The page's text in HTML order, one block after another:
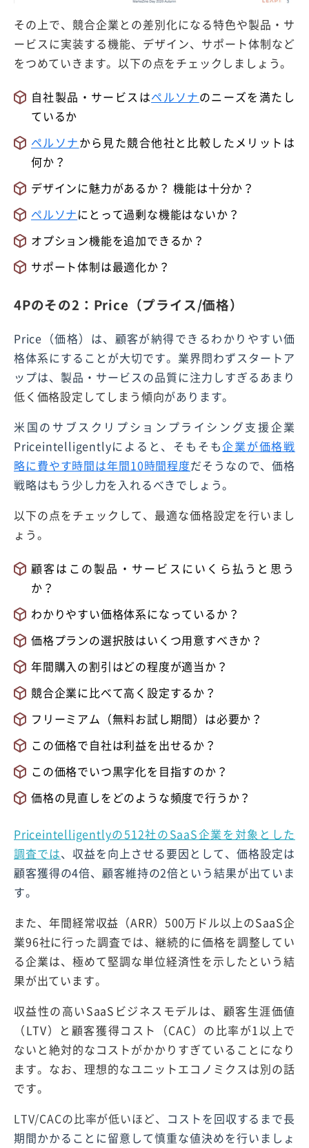
その上で、競合企業との差別化になる特色や製品・サ
ービスに実装する機能、デザイン、サポート体制など
をつめていきます。以下の点をチェックしましょう。
自社製品・サービスはペルソナのニーズを満たし
ているか
ペルソナから見た競合他社と比較したメリットは
何か？
デザインに魅力があるか？ 機能は十分か？
ペルソナにとって過剰な機能はないか？
オプション機能を追加できるか？
サポート体制は最適化か？
4Pのその2：Price（プライス/価格）
Price（価格）は、顧客が納得できるわかりやすい価
格体系にすることが大切です。業界問わずスタートア
ップは、製品・サービスの品質に注力しすぎるあまり
低く価格設定してしまう傾向があります。
米国のサブスクリプションプライシング支援企業
Priceintelligentlyによると、そもそも企業が価格戦
略に費やす時間は年間10時間程度だそうなので、価格
戦略はもう少し力を入れるべきでしょう。
以下の点をチェックして、最適な価格設定を行いまし
ょう。
顧客はこの製品・サービスにいくら払うと思う
か？
わかりやすい価格体系になっているか？
価格プランの選択肢はいくつ用意すべきか？
年間購入の割引はどの程度が適当か？
競合企業に比べて高く設定するか？
フリーミアム（無料お試し期間）は必要か？
この価格で自社は利益を出せるか？
この価格でいつ黒字化を目指すのか？
価格の見直しをどのような頻度で行うか？
Priceintelligentlyの512社のSaaS企業を対象とした
調査では、収益を向上させる要因として、価格設定は
顧客獲得の4倍、顧客維持の2倍という結果が出ていま
す。
また、年間経常収益（ARR）500万ドル以上のSaaS企
業96社に行った調査では、継続的に価格を調整してい
る企業は、極めて堅調な単位経済性を示したという結
果が出ています。
収益性の高いSaaSビジネスモデルは、顧客生涯価値
（LTV）と顧客獲得コスト（CAC）の比率が1以上で
ないと絶対的なコストがかかりすぎていることになり
ます。なお、理想的なユニットエコノミクスは別の話
です。
LTV/CACの比率が低いほど、 コストを回収するまで長
期間かかることに留意して慎重な値決めを行いましょ